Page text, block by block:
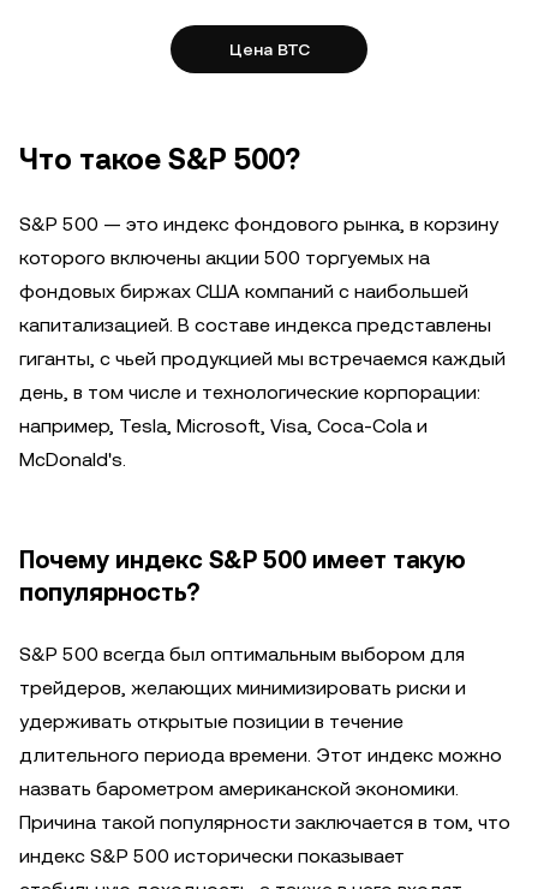
Цена BTC
Что такое S&P 500?
S&P 500 — это индекс фондового рынка, в корзину
которого включены акции 500 торгуемых на
фондовых биржах США компаний с наибольшей
капитализацией. В составе индекса представлены
гиганты, с чьей продукцией мы встречаемся каждый
день, в том числе и технологические корпорации:
например, Tesla, Microsoft, Visa, Coca-Cola и
McDonald's.
Почему индекс S&P 500 имеет такую
популярность?
S&P 500 всегда был оптимальным выбором для
трейдеров, желающих минимизировать риски и
удерживать открытые позиции в течение
длительного периода времени. Этот индекс можно
назвать барометром американской экономики.
Причина такой популярности заключается в том, что
индекс S&P 500 исторически показывает